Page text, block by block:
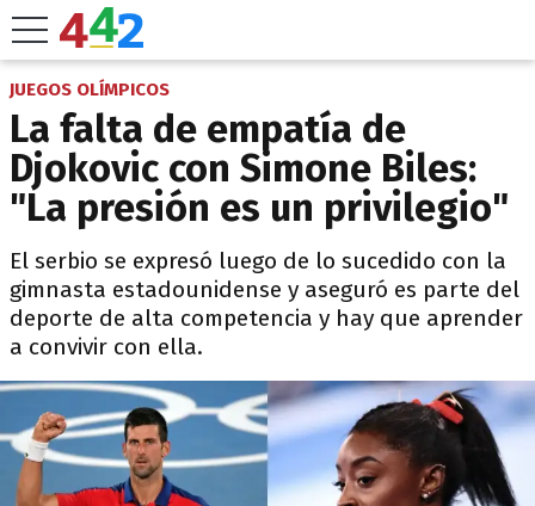
JUEGOS OLÍMPICOS
La falta de empatía de
Djokovic con Simone Biles:
"La presión es un privilegio"
El serbio se expresó luego de lo sucedido con la
gimnasta estadounidense y aseguró es parte del
deporte de alta competencia y hay que aprender
a convivir con ella.